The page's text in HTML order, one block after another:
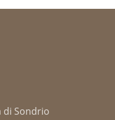
di Sondrio